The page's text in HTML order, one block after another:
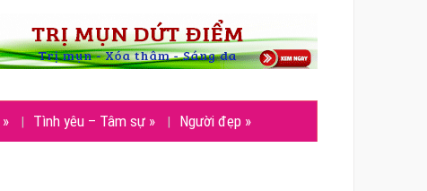
» Tình yêu – Tâm sự » Người đẹp »